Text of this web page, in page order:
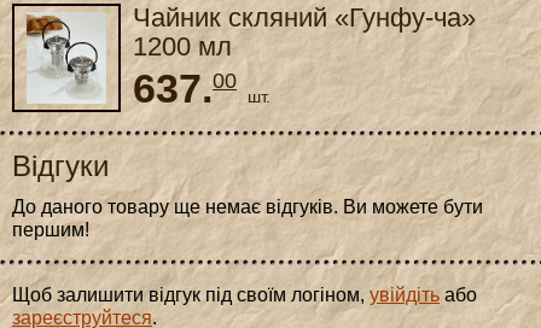
Чайник скляний «Гунфу-ча»
1200 мл
637.00
шт.
Відгуки
До даного товару ще немає відгуків. Ви можете бути
першим!
Щоб залишити відгук під своїм логіном, увійдіть або
зареєструйтеся.